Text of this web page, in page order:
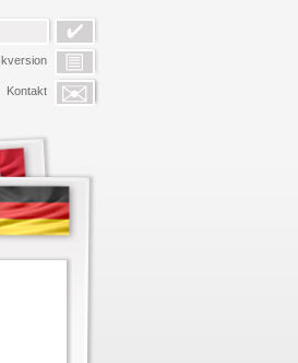
Kontakt